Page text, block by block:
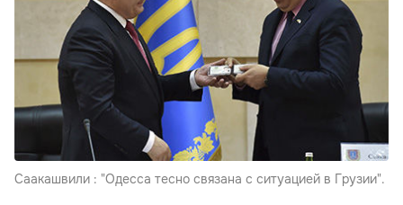
Саакашвили : "Одесса тесно связана с ситуацией в Грузии".